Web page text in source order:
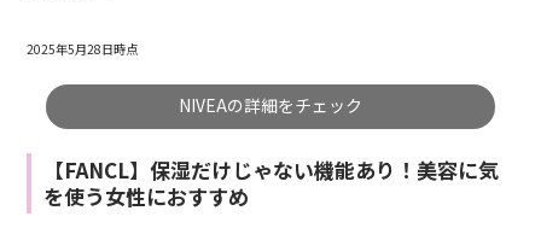
2025年5月28日時点
NIVEAの詳細をチェック
【FANCL】保湿だけじゃない機能あり！美容に気
を使う女性におすすめ